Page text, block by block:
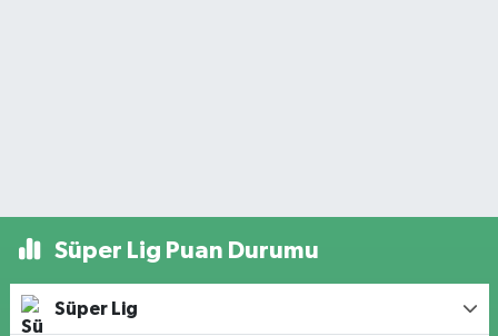
Süper Lig Puan Durumu
Süper Lig